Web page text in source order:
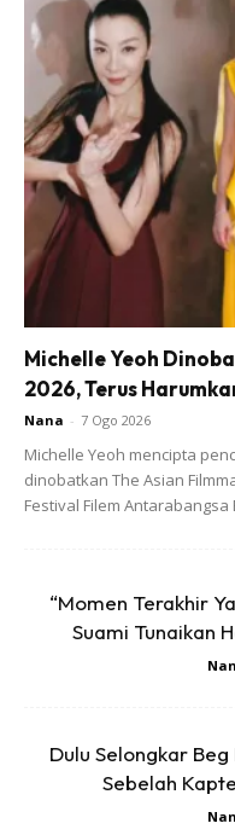
Memetik perkongsian
menemani anak-
sahaja yang menemani
“Saya cuma
doktor. Saya tak masuk
fobia sedikit. Jadi isteri
masuk bilik doktor.
pulih.
Michelle Yeoh
2026, Terus
Nana - 7 Ogo 2026
Michelle Yeoh mencipta
dinobatkan The Asian
Festival Filem Antarabangsa
“Momen Terakhir
Suami Tunaikan
Dulu Selongkar
Sebelah